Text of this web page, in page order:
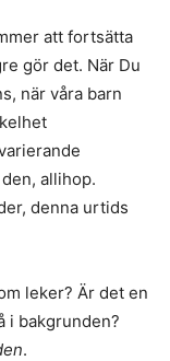
att fortsätta
gör det. När Du
när våra barn
allihop.
denna urtids
leker? Är det en
i bakgrunden?
.